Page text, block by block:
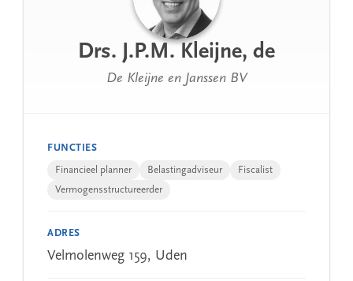
Drs. J.P.M. Kleijne, de
De Kleijne en Janssen BV
FUNCTIES
Financieel planner Belastingadviseur
Fiscalist
Vermogensstructureerder
ADRES
Velmolenweg 159, Uden